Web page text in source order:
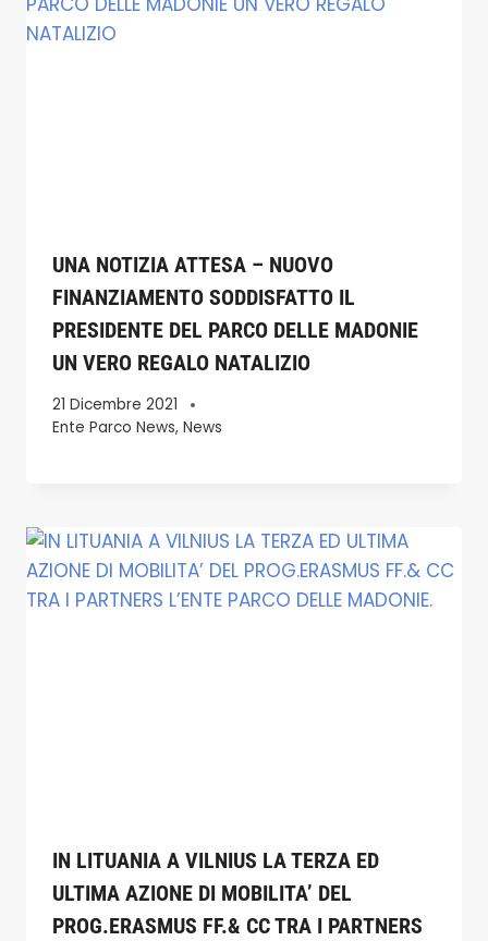
UNA NOTIZIA ATTESA – NUOVO
FINANZIAMENTO SODDISFATTO IL
PRESIDENTE DEL PARCO DELLE MADONIE
UN VERO REGALO NATALIZIO
21 Dicembre 2021
Ente Parco News, News
IN LITUANIA A VILNIUS LA TERZA ED
ULTIMA AZIONE DI MOBILITA’ DEL
PROG.ERASMUS FF.& CC TRA I PARTNERS